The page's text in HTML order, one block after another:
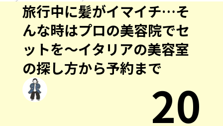
旅行中に髪がイマイチ…そ
んな時はプロの美容院でセ
ットを〜イタリアの美容室
の探し方から予約まで
20